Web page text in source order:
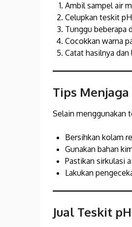
Ambil sampel air
Celupkan teskit
Tunggu beberapa
Cocokkan warna
Catat hasilnya
Tips
Selain menggunakan
Bersihkan kolam
Gunakan bahan
Pastikan sirkulasi
Lakukan
Jual Teskit